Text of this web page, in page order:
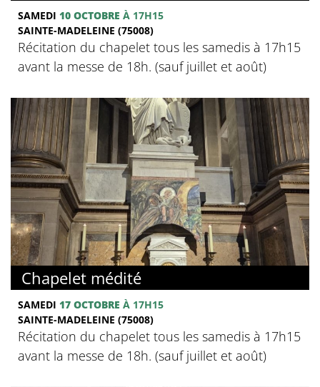
SAMEDI 10 OCTOBRE À 17H15
SAINTE-MADELEINE (75008)
Récitation du chapelet tous les samedis à 17h15
avant la messe de 18h. (sauf juillet et août)
Chapelet médité
SAMEDI 17 OCTOBRE À 17H15
SAINTE-MADELEINE (75008)
Récitation du chapelet tous les samedis à 17h15
avant la messe de 18h. (sauf juillet et août)